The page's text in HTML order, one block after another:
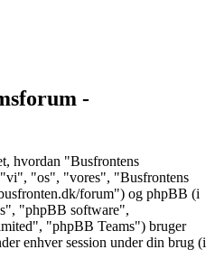
-
hvordan "Busfrontens
"os", "vores", "Busfrontens
forum") og phpBB (i
"phpBB software",
"phpBB Teams") bruger
enhver session under din brug (i